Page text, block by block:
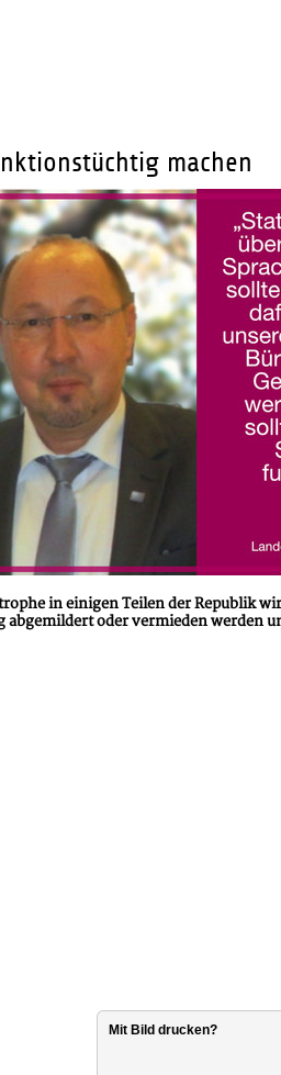
machen
in einigen Teilen der Republik
oder vermieden werden
Mit Bild drucken?